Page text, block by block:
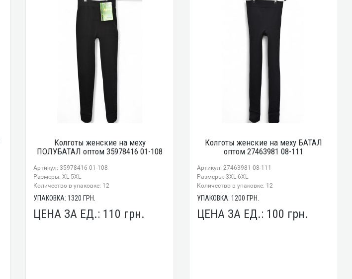
Колготы женские на меху
ПОЛУБАТАЛ оптом 35978416 01-108
Артикул: 35978416 01-108
Размеры: XL-5XL
Количество в упаковке: 12
УПАКОВКА: 1320 ГРН.
ЦЕНА ЗА ЕД.: 110 грн.
Колготы женские на меху БАТАЛ
оптом 27463981 08-111
Артикул: 27463981 08-111
Размеры: 3XL-6XL
Количество в упаковке: 12
УПАКОВКА:1200 ГРН.
ЦЕНА ЗА ЕД.: 100 грн.